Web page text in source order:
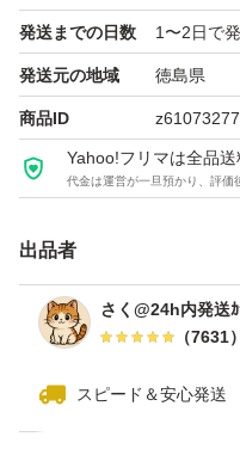
発送までの日数 1〜2日で
発送元の地域 徳島県
商品ID
Yahoo!フリマは全品
代金は運営が一旦預かり、評価
出品者
さく@24h内発送
（7631）
スピード＆安心発送